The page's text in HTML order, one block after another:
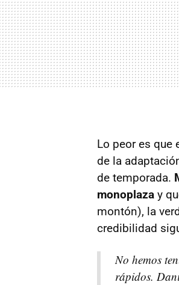
Lo peor es que
de la
de temporada.
monoplaza y
montón), la
credibilidad
No hemos
rápidos.